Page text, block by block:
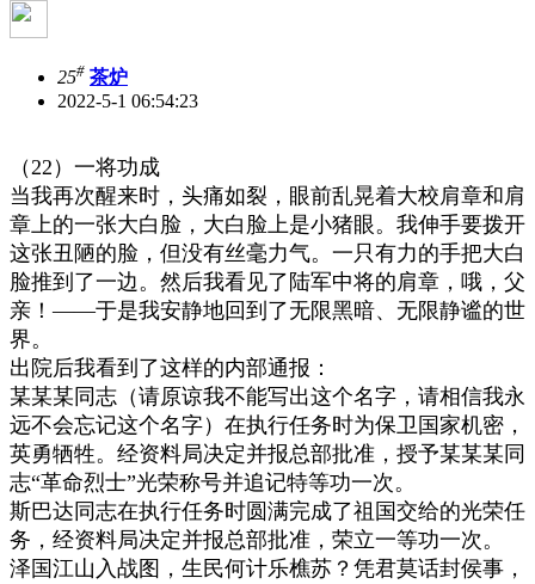
25# 茶炉
2022-5-1 06:54:23
（22 ）一将功成
当我再次醒来时，头痛如裂，眼前乱晃着大校肩章和肩
章上的一张大白脸，大白脸上是小猪眼。我伸手要拨开
这张丑陋的脸，但没有丝毫力气。一只有力的手把大白
脸推到了一边。然后我看见了陆军中将的肩章，哦，父
亲！——于是我安静地回到了无限黑暗、无限静谧的世
界。
出院后我看到了这样的内部通报：
某某某同志（请原谅我不能写出这个名字，请相信我永
远不会忘记这个名字）在执行任务时为保卫国家机密，
英勇牺牲。经资料局决定并报总部批准，授予某某某同
志“革命烈士”光荣称号并追记特等功一次。
斯巴达同志在执行任务时圆满完成了祖国交给的光荣任
务，经资料局决定并报总部批准，荣立一等功一次。
泽国江山入战图，生民何计乐樵苏？凭君莫话封侯事，